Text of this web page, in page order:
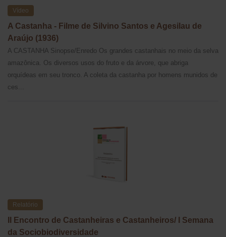
Vídeo
A Castanha - Filme de Silvino Santos e Agesilau de
Araújo (1936)
A CASTANHA Sinopse/Enredo Os grandes castanhais no meio da selva
amazônica. Os diversos usos do fruto e da árvore, que abriga
orquídeas em seu tronco. A coleta da castanha por homens munidos de
ces...
Relatório
II Encontro de Castanheiras e Castanheiros/ I Semana
da Sociobiodiversidade